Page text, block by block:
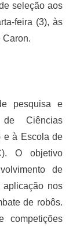
seleção aos
feira (3), às
Caron.
pesquisa e
Ciências
e à Escola de
O objetivo
de
aplicação nos
de robôs.
competições